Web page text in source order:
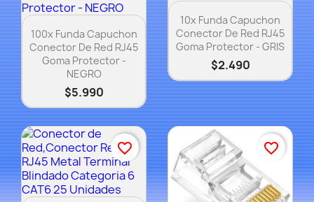
Vista rápida
100x Funda Capuchon
Conector De Red RJ45
Goma Protector -
NEGRO
$5.990
Vista rápida
10x Funda Capuchon
Conector De Red RJ45
Goma Protector - GRIS
$2.490
favorite_border favorite_border